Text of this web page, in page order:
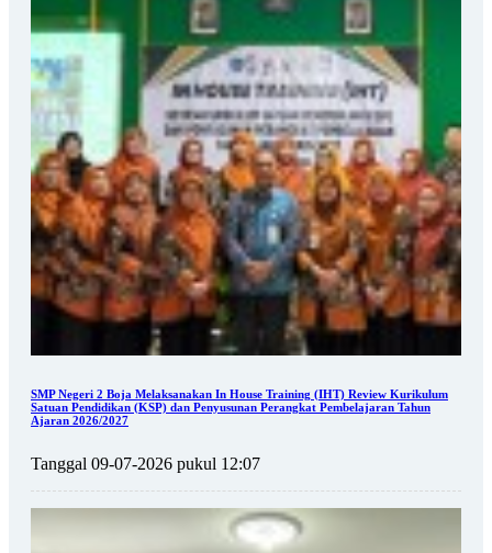
SMP Negeri 2 Boja Melaksanakan In House Training (IHT) Review Kurikulum
Satuan Pendidikan (KSP) dan Penyusunan Perangkat Pembelajaran Tahun
Ajaran 2026/2027
Tanggal 09-07-2026 pukul 12:07